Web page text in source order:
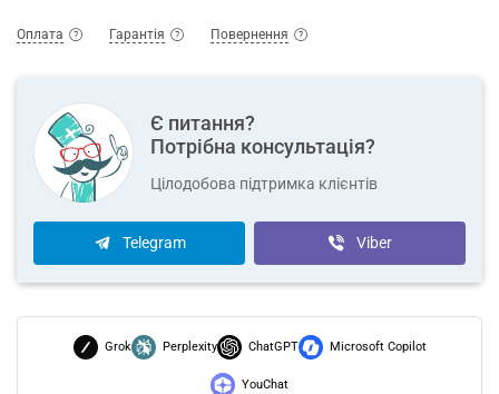
Оплата Гарантія Повернення
Є питання?
Потрібна консультація?
Цілодобова підтримка клієнтів
Telegram Viber
Grok Perplexity ChatGPT Microsoft Copilot
YouChat